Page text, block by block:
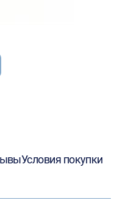
Условия покупки